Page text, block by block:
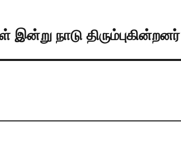
நாடு திரும்புகின்றனர்